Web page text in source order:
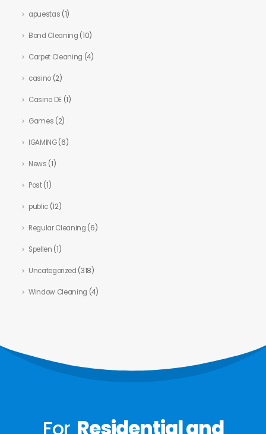
apuestas (1)
Bond Cleaning (10)
Carpet Cleaning (4)
casino(2)
Casino DE(1)
Games (2)
IGAMING(6)
News (1)
Post(1)
public(12)
Regular Cleaning (6)
Spellen (1)
Uncategorized (318)
Window Cleaning (4)
For Residential and